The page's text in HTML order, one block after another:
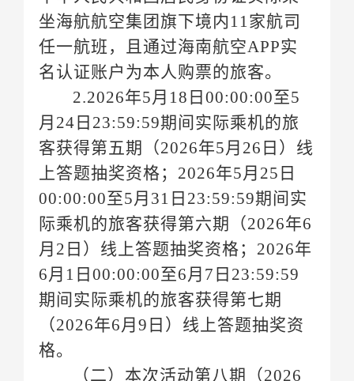
坐海航航空集团旗下境内
名认证账户为本人购票的旅客。
格。
（二）本次活动第八期（